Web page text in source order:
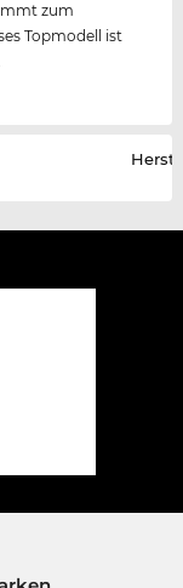
zum
Topmodell ist